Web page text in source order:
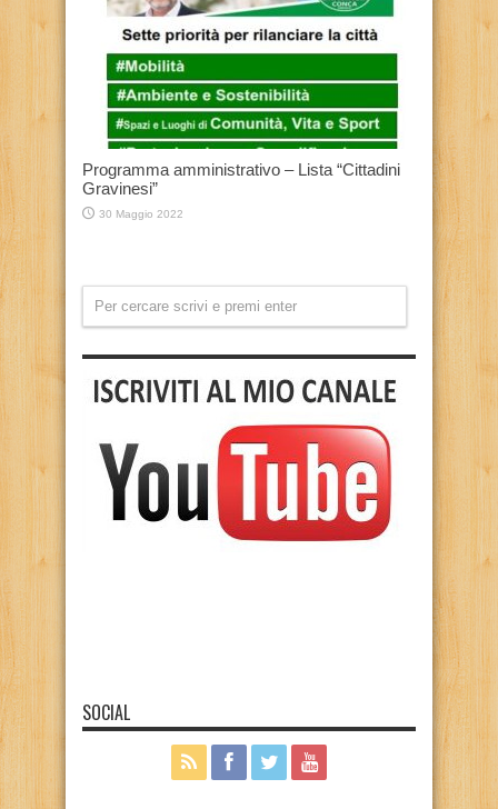
Programma amministrativo – Lista “Cittadini
Gravinesi”
30 Maggio 2022
SOCIAL